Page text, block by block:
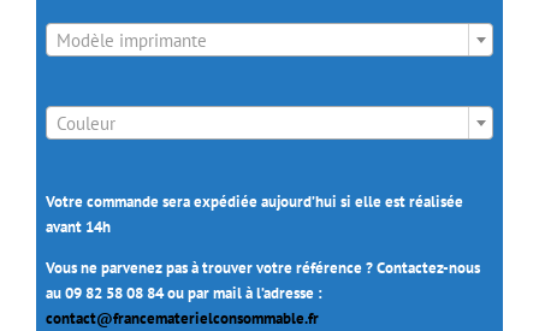
Modèle imprimante
Couleur
Votre commande sera expédiée aujourd’hui si elle est réalisée
avant 14h
Vous ne parvenez pas à trouver votre référence ? Contactez-nous
au 09 82 58 08 84 ou par mail à l’adresse :
contact@francematerielconsommable.fr